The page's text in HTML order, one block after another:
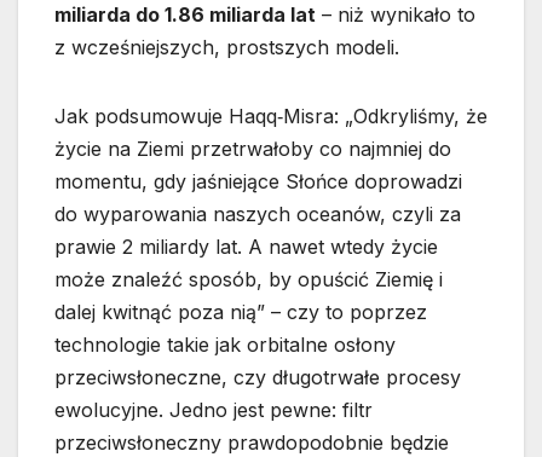
miliarda do 1.86 miliarda lat – niż wynikało to
z wcześniejszych, prostszych modeli.
Jak podsumowuje Haqq‐Misra: „Odkryliśmy, że
życie na Ziemi przetrwałoby co najmniej do
momentu, gdy jaśniejące Słońce doprowadzi
do wyparowania naszych oceanów, czyli za
prawie 2 miliardy lat. A nawet wtedy życie
może znaleźć sposób, by opuścić Ziemię i
dalej kwitnąć poza nią” – czy to poprzez
technologie takie jak orbitalne osłony
przeciwsłoneczne, czy długotrwałe procesy
ewolucyjne. Jedno jest pewne: filtr
przeciwsłoneczny prawdopodobnie będzie